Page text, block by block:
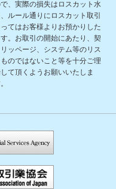
、実際の損失はロスカット水
ルール通りにロスカット取引
てはお客様よりお預かりした
。お取引の開始にあたり、契
ッページ、システム等のリス
のではないこと等を十分ご理
て頂くようお願いいたしま